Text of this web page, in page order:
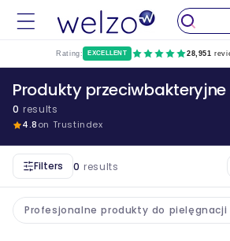
do
Rating: EXCELLENT 28,951
Produkty
0 results
4.8on Trustindex
Filters 0 results
Profesjonalne produkty do pielęgnacji